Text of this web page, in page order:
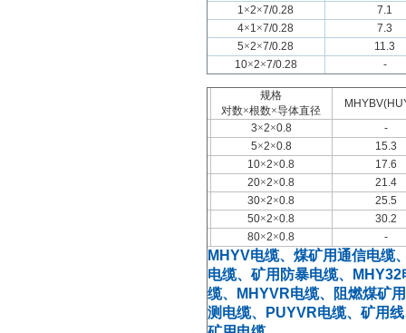
1×2×7/0.28
7.1
4×1×7/0.28
7.3
5×2×7/0.28
11.3
10×2×7/0.28 -
规格
对数×根数×导体直径
3×2×0.8
-
5×2×0.8
15.3
10×2×0.8
17.6
20×2×0.8
21.4
30×2×0.8
25.5
50×2×0.8
30.2
80×2×0.8 -
MHYV电缆、煤矿用通信电缆
电缆、矿用防暴电缆、
MHY32
缆、
MHYVR电缆、阻燃煤矿
测电缆、
PUYVR电缆、矿用